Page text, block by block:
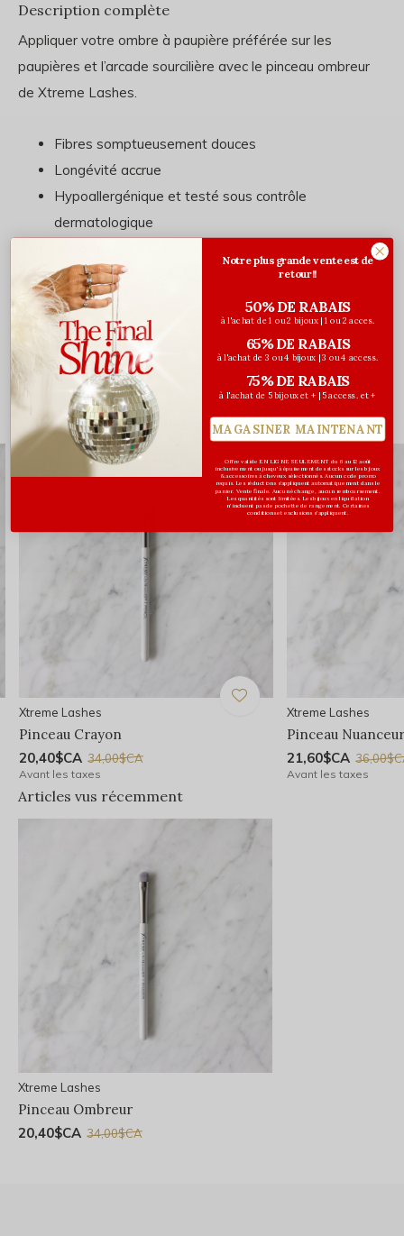
Description complète
Appliquer votre ombre à paupière préférée sur les
paupières et l’arcade sourcilière avec le pinceau ombreur
de Xtreme Lashes.
Fibres somptueusement douces
Longévité accrue
Hypoallergénique et testé sous contrôle
dermatologique
Évaluations
0/ 5
Vous pourriez aussi aimer...
Xtreme Lashes
Pinceau Crayon
20,40$CA 34,00$CA
Avant les taxes
Xtreme Lashes
Pinceau Nuanceur
21,60$CA
Avant les taxes
Articles vus récemment
Xtreme Lashes
Pinceau Ombreur
20,40$CA 34,00$CA
Notre plus grande vente est de
retour!!
50% DE RABAIS
à l'achat de 1 ou 2 bijoux | 1 ou 2 acces.
65% DE RABAIS
à l'achat de 3 ou 4 bijoux | 3 ou 4 access.
75% DE RABAIS
à l'achat de 5 bijoux et + | 5 access. et +
MAGASINER MAINTENANT
Offre valide EN LIGNE SEULEMENT du 6 au 12 août
inclusivement ou jusqu'à épuisement des stocks sur les bijoux
& accessoires à cheveux sélectionnés. Aucun code promo
requis. Les réductions s’appliquent automatiquement dans le
panier. Vente finale. Aucun échange, aucun remboursement.
Les quantités sont limitées. Les bijoux en liquidation
n'incluent pas de pochette de rangement. Certaines
conditions et exclusions s'appliquent.